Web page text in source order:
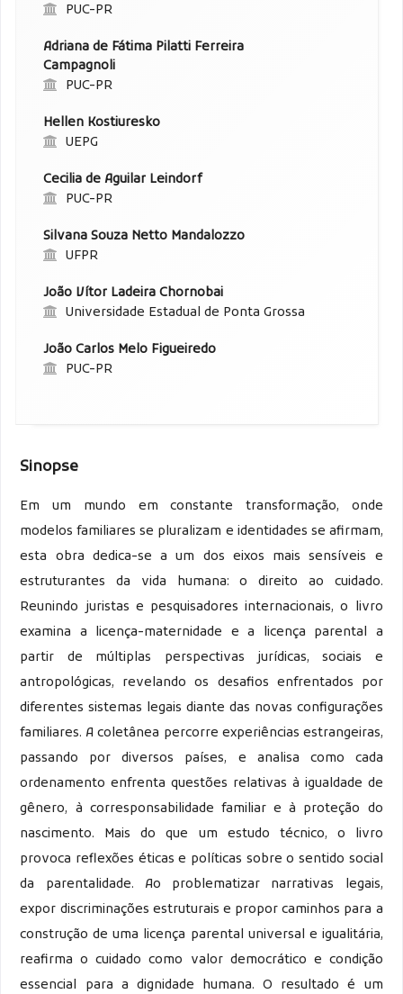
PUC-PR
Adriana de Fátima Pilatti Ferreira
Campagnoli
PUC-PR
Hellen Kostiuresko
UEPG
Cecilia de Aguilar Leindorf
PUC-PR
Silvana Souza Netto Mandalozzo
UFPR
João Vítor Ladeira Chornobai
Universidade Estadual de Ponta Grossa
João Carlos Melo Figueiredo
PUC-PR
Sinopse
Em um mundo em constante transformação, onde
modelos familiares se pluralizam e identidades se afirmam,
esta obra dedica-se a um dos eixos mais sensíveis e
estruturantes da vida humana: o direito ao cuidado.
Reunindo juristas e pesquisadores internacionais, o livro
examina a licença-maternidade e a licença parental a
partir de múltiplas perspectivas jurídicas, sociais e
antropológicas, revelando os desafios enfrentados por
diferentes sistemas legais diante das novas configurações
familiares. A coletânea percorre experiências estrangeiras,
passando por diversos países, e analisa como cada
ordenamento enfrenta questões relativas à igualdade de
gênero, à corresponsabilidade familiar e à proteção do
nascimento. Mais do que um estudo técnico, o livro
provoca reflexões éticas e políticas sobre o sentido social
da parentalidade. Ao problematizar narrativas legais,
expor discriminações estruturais e propor caminhos para a
construção de uma licença parental universal e igualitária,
reafirma o cuidado como valor democrático e condição
essencial para a dignidade humana. O resultado é um